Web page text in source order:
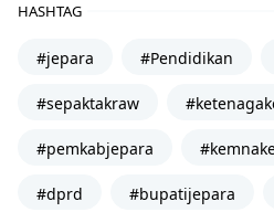
HASHTAG
#jepara #Pendidikan
#sepaktakraw
#pemkabjepara
#dprd #bupatijepara